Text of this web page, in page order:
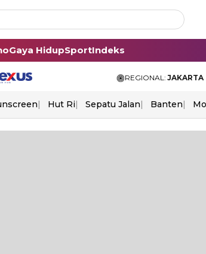
Gaya HidupSportIndeks
REGIONAL: JAKARTA
Hut Ri Sepatu Jalan Banten